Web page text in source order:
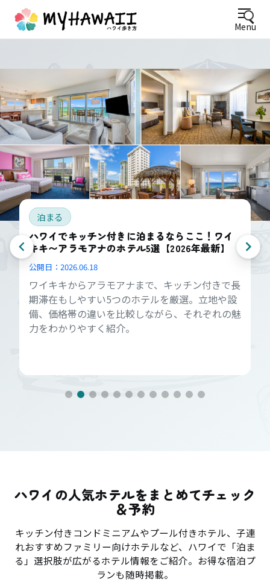
Menu
泊まる
ハワイでキッチン付きに泊まるならここ！ワイ
キキ〜アラモアナのホテル5選【2026年最新】
公開日： 2026.06.18
ワイキキからアラモアナまで、キッチン付きで長
期滞在もしやすい5つのホテルを厳選。立地や設
備、価格帯の違いを比較しながら、それぞれの魅
力をわかりやすく紹介。
ハワイの人気ホテルをまとめてチェック
＆予約
キッチン付きコンドミニアムやプール付きホテル、子連
れおすすめファミリー向けホテルなど、ハワイで「泊ま
る」選択肢が広がるホテル情報をご紹介。お得な宿泊プ
ランも随時掲載。